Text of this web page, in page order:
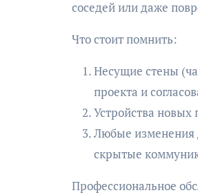
соседей или даже
Что стоит помнить:
Несущие стены
проекта и
Устройства новых
Любые изменения
скрытые
Профессиональное